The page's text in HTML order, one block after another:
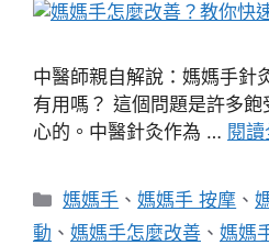
中醫師親自解說：媽媽手針
有用嗎？ 這個問題是許多
心的。中醫針灸作為 … 閱
分
類
媽媽手 、媽媽手 按摩 、
動 、 媽媽手怎麼改善 、 媽媽